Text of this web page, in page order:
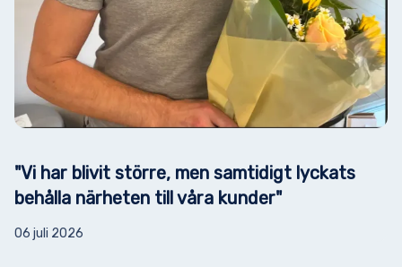
"Vi har blivit större, men samtidigt lyckats
behålla närheten till våra kunder"
06 juli 2026